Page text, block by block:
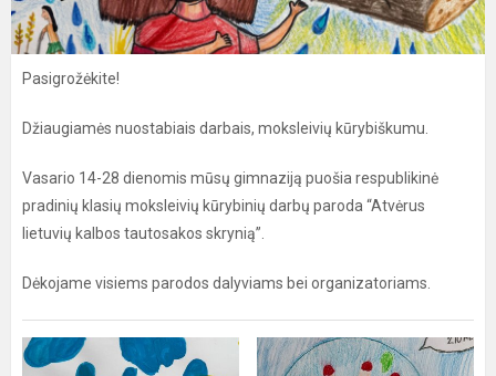
Pasigrožėkite!
Džiaugiamės nuostabiais darbais, moksleivių kūrybiškumu.
Vasario 14-28 dienomis mūsų gimnaziją puošia respublikinė
pradinių klasių moksleivių kūrybinių darbų paroda “Atvėrus
lietuvių kalbos tautosakos skrynią”.
Dėkojame visiems parodos dalyviams bei organizatoriams.